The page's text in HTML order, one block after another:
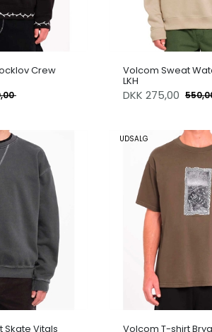
Crew Volcom Sweat
LKH
DKK 275,00
Skate Vitals
UDSALG
Volcom T-shirt